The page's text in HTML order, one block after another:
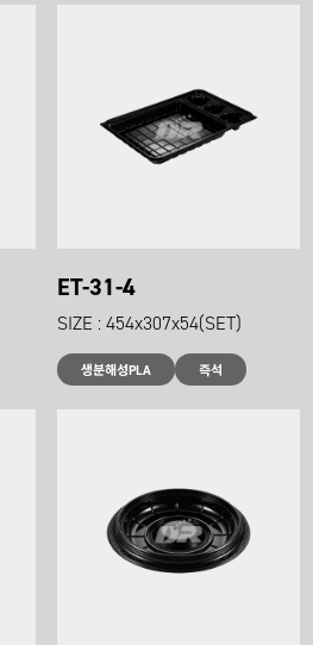
ET-31-4
SIZE : 454x307x54(SET)
생분해성PLA 즉석